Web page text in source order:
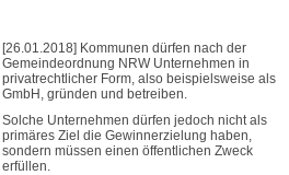
[26.01.2018] Kommunen dürfen nach der
Gemeindeordnung NRW Unternehmen in
privatrechtlicher Form, also beispielsweise als
GmbH, gründen und betreiben.
Solche Unternehmen dürfen jedoch nicht als
primäres Ziel die Gewinnerzielung haben,
sondern müssen einen öffentlichen Zweck
erfüllen.